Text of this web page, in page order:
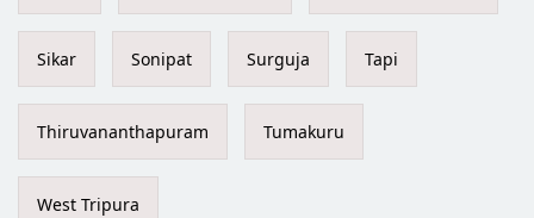
Sikar Sonipat Surguja Tapi
Thiruvananthapuram Tumakuru
West Tripura